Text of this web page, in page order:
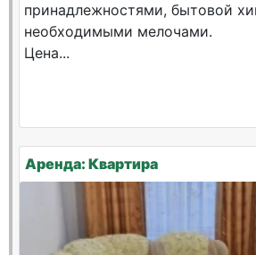
принадлежностями, бытовой
необходимыми мелочами.
Цена...
Аренда: Квартира